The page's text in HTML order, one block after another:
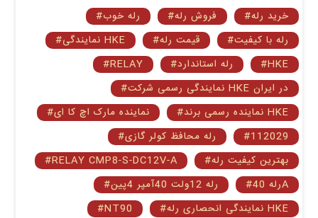
#خرید رله #فروش رله
#رله خوب
#رله با کیفیت
#قیمت رله
#نمایندگی HKE
#HKE
#رله استاندارد
#RELAY
#نمایندگی رسمی شرکت HKE در ایران
#نماینده رسمی برند HKE
#نماینده مارک اچ کا ای
#112029
#رله محافظ کولر گازی
#بهترین کیفیت رله
#RELAY CMP8-S-DC12V-A
#رله 40A
#رله 12ولت 40آمپر 4پین
#نمایندگی انحصاری رله HKE
#NT90